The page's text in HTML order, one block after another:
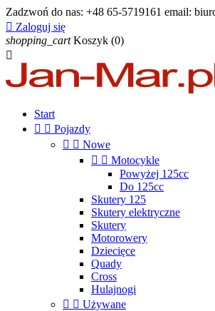
Zadzwoń do nas: +48 65-5719161 email:
 Zaloguj się
shopping_cart Koszyk (0)

Start
  Pojazdy
  Nowe
  Motocykle
Powyżej 125cc
Do 125cc
Skutery 125
Skutery elektryczne
Skutery
Motorowery
Dziecięce
Quady
Cross
Hulajnogi
  Używane